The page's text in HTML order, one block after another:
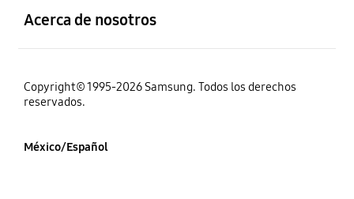
Acerca de nosotros
Copyright© 1995-2026 Samsung. Todos los derechos
reservados.
México/Español